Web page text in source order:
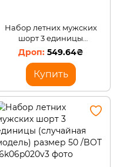
Набор летних мужских
шорт 3 единицы
(случайная модель) размер
549.64₴
Купить